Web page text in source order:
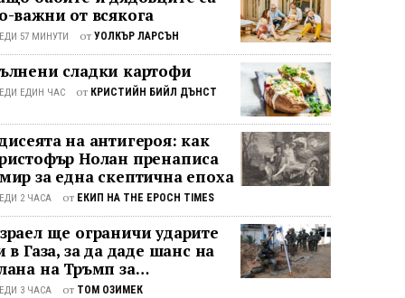
важни от всякога
57 МИНУТИ от УОЛКЪР ЛАРСЪН
сладки картофи
ЕДИН ЧАС от КРИСТИЙН БИЙЛ ДЪНСТ
на антигероя: как
Нолан пренаписа
за една скептична епоха
2 ЧАСА от ЕКИП НА THE EPOCH TIMES
ще ограничи ударите
в Газа, за да даде шанс на
на Тръмп за
на „Хамас“
3 ЧАСА от ТОМ ОЗИМЕК